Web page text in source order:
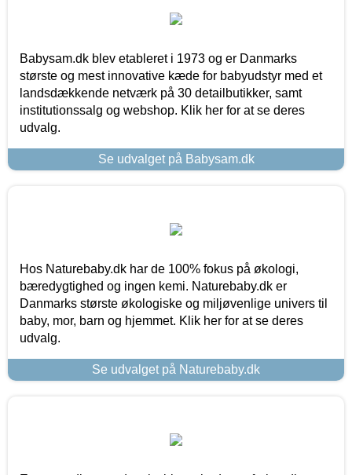
Babysam.dk blev etableret i 1973 og er Danmarks
største og mest innovative kæde for babyudstyr med et
landsdækkende netværk på 30 detailbutikker, samt
institutionssalg og webshop. Klik her for at se deres
udvalg.
Se udvalget på Babysam.dk
Hos Naturebaby.dk har de 100% fokus på økologi,
bæredygtighed og ingen kemi. Naturebaby.dk er
Danmarks største økologiske og miljøvenlige univers til
baby, mor, barn og hjemmet. Klik her for at se deres
udvalg.
Se udvalget på Naturebaby.dk